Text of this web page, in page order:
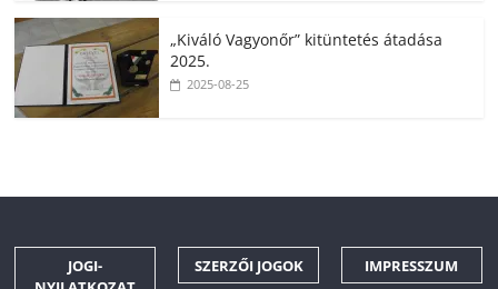
„Kiváló Vagyonőr” kitüntetés átadása
2025.
2025-08-25
JOGI-
SZERZŐI JOGOK IMPRESSZUM